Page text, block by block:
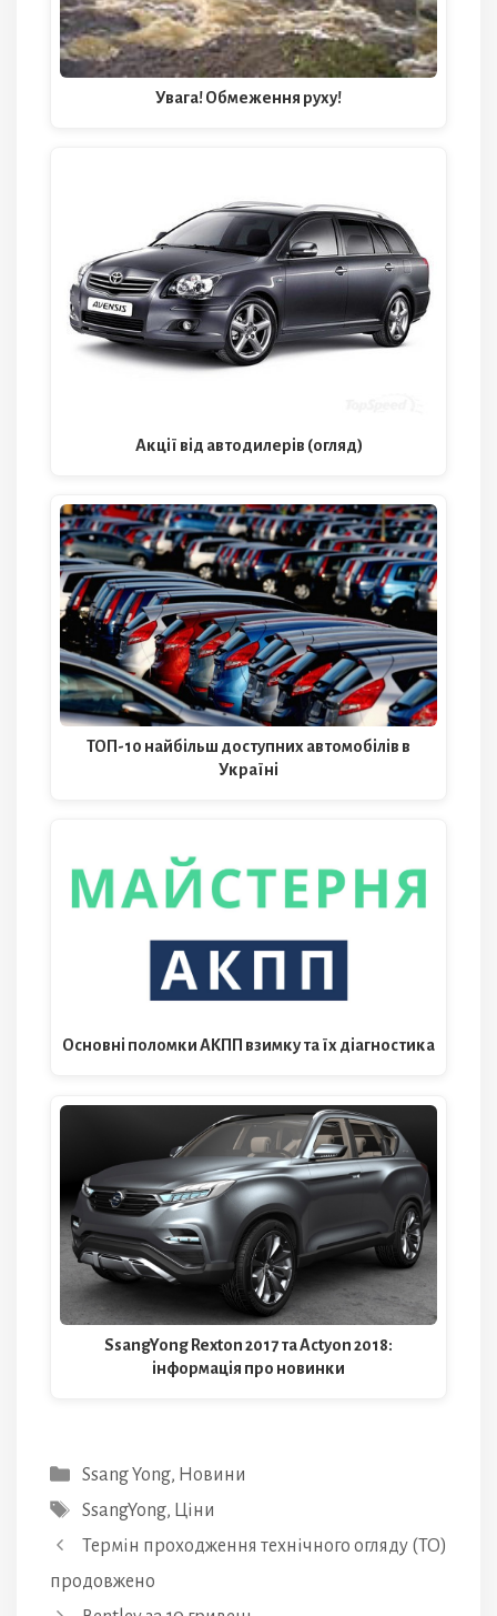
Увага! Обмеження руху!
Акції від автодилерів (огляд)
ТОП-10 найбільш доступних автомобілів в
Україні
Основні поломки АКПП взимку та їх діагностика
SsangYong Rexton 2017 та Actyon 2018:
інформація про новинки
Категорії
Ssang Yong, Новини
Позначки
SsangYong, Ціни
Термін проходження технічного огляду (ТО)
продовжено